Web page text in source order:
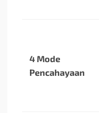
4 Mode
Pencahayaan